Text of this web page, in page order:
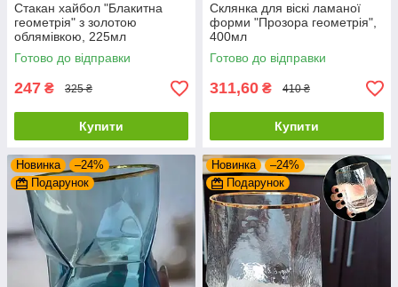
Стакан хайбол "Блакитна
геометрія" з золотою
облямівкою, 225мл
Готово до відправки
247 ₴ 325 ₴
Купити
Склянка для віскі ламаної
форми "Прозора геометрія",
400мл
Готово до відправки
311,60 ₴ 410 ₴
Купити
Новинка
–24%
Подарунок
Новинка
–24%
Подарунок